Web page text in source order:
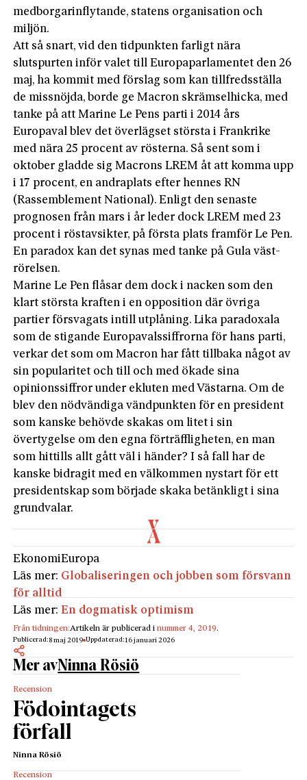
medborgarinflytande, statens organisation och
miljön.
Att så snart, vid den tidpunkten farligt nära
slutspurten inför valet till Europaparlamentet den 26
maj, ha kommit med förslag som kan tillfredsställa
de missnöjda, borde ge Macron skrämselhicka, med
tanke på att Marine Le Pens parti i 2014 års
Europaval blev det överlägset största i Frankrike
med nära 25 procent av rösterna. Så sent som i
oktober gladde sig Macrons LREM åt att komma upp
i 17 procent, en andraplats efter hennes RN
(Rassemblement National). Enligt den senaste
prognosen från mars i år leder dock LREM med 23
procent i röstavsikter, på första plats framför Le Pen.
En paradox kan det synas med tanke på Gula väst-
rörelsen.
Marine Le Pen flåsar dem dock i nacken som den
klart största kraften i en opposition där övriga
partier försvagats intill utplåning. Lika paradoxala
som de stigande Europavalssiffrorna för hans parti,
verkar det som om Macron har fått tillbaka något av
sin popularitet och till och med ökade sina
opinionssiffror under ekluten med Västarna. Om de
blev den nödvändiga vändpunkten för en president
som kanske behövde skakas om litet i sin
övertygelse om den egna förträffligheten, en man
som hittills allt gått väl i händer? I så fall har de
kanske bidragit med en välkommen nystart för ett
presidentskap som började skaka betänkligt i sina
grundvalar.
EkonomiEuropa
Läs mer: Globaliseringen och jobben som försvann
för alltid
Läs mer:En dogmatisk optimism
Från tidningen:Artikeln är publicerad inummer 4, 2019.
Publicerad:8 maj 2019 Uppdaterad:16 januari 2026
Mer avNinna Rösiö
Recension
Födointagets
förfall
Ninna Rösiö
Recension